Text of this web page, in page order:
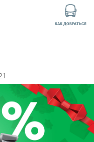
КАК ДОБРАТЬСЯ